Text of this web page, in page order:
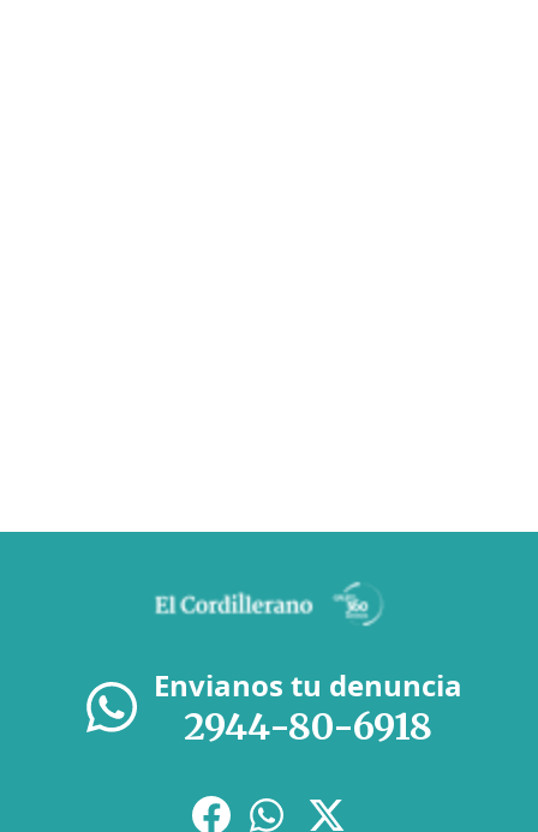
Envianos tu denuncia
2944-80-6918